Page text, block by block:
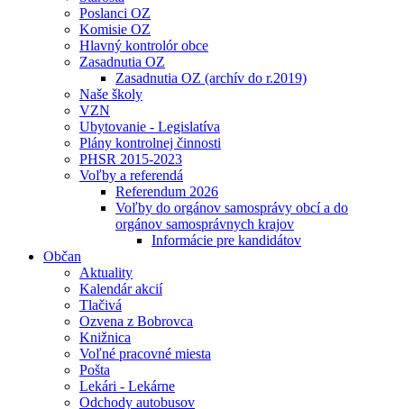
Poslanci OZ
Komisie OZ
Hlavný kontrolór obce
Zasadnutia OZ
Zasadnutia OZ (archív do r.2019)
Naše školy
VZN
Ubytovanie - Legislatíva
Plány kontrolnej činnosti
PHSR 2015-2023
Voľby a referendá
Referendum 2026
Voľby do orgánov samosprávy obcí a do
orgánov samosprávnych krajov
Informácie pre kandidátov
Občan
Aktuality
Kalendár akcií
Tlačivá
Ozvena z Bobrovca
Knižnica
Voľné pracovné miesta
Pošta
Lekári - Lekárne
Odchody autobusov